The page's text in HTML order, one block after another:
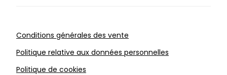
Conditions générales des vente
Politique relative aux données personnelles
Politique de cookies